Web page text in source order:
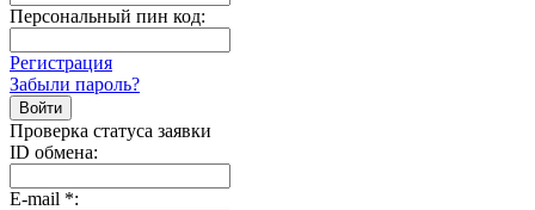
Персональный пин код:
Регистрация
Забыли пароль?
Проверка статуса заявки
ID обмена:
E-mail *: